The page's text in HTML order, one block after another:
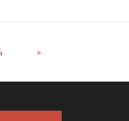
Articles
»